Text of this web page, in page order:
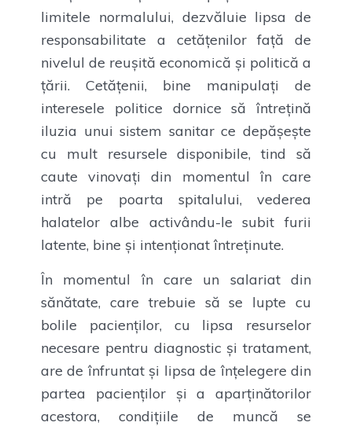
limitele normalului, dezvăluie lipsa de
responsabilitate a cetățenilor față de
nivelul de reușită economică și politică a
țării. Cetățenii, bine manipulați de
interesele politice dornice să întrețină
iluzia unui sistem sanitar ce depășește
cu mult resursele disponibile, tind să
caute vinovați din momentul în care
intră pe poarta spitalului, vederea
halatelor albe activându-le subit furii
latente, bine și intenționat întreținute.
În momentul în care un salariat din
sănătate, care trebuie să se lupte cu
bolile pacienților, cu lipsa resurselor
necesare pentru diagnostic și tratament,
are de înfruntat și lipsa de înțelegere din
partea pacienților și a aparținătorilor
acestora, condițiile de muncă se